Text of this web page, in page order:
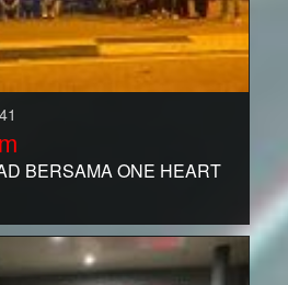
BERSAMA ONE HEART